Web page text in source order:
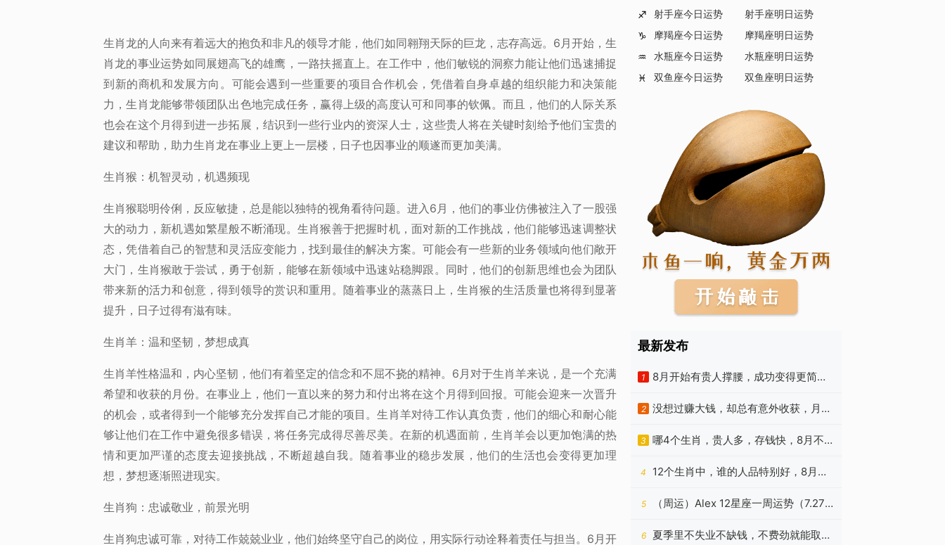
生肖龙的人向来有着远大的抱负和非凡的领导才能，他们如同翱翔天际的巨龙，志存高远。6月开始，生
肖龙的事业运势如同展翅高飞的雄鹰，一路扶摇直上。在工作中，他们敏锐的洞察力能让他们迅速捕捉
到新的商机和发展方向。可能会遇到一些重要的项目合作机会，凭借着自身卓越的组织能力和决策能
力，生肖龙能够带领团队出色地完成任务，赢得上级的高度认可和同事的钦佩。而且，他们的人际关系
也会在这个月得到进一步拓展，结识到一些行业内的资深人士，这些贵人将在关键时刻给予他们宝贵的
建议和帮助，助力生肖龙在事业上更上一层楼，日子也因事业的顺遂而更加美满。
生肖猴：机智灵动，机遇频现
生肖猴聪明伶俐，反应敏捷，总是能以独特的视角看待问题。进入6月，他们的事业仿佛被注入了一股强
大的动力，新机遇如繁星般不断涌现。生肖猴善于把握时机，面对新的工作挑战，他们能够迅速调整状
态，凭借着自己的智慧和灵活应变能力，找到最佳的解决方案。可能会有一些新的业务领域向他们敞开
大门，生肖猴敢于尝试，勇于创新，能够在新领域中迅速站稳脚跟。同时，他们的创新思维也会为团队
带来新的活力和创意，得到领导的赏识和重用。随着事业的蒸蒸日上，生肖猴的生活质量也将得到显著
提升，日子过得有滋有味。
生肖羊：温和坚韧，梦想成真
生肖羊性格温和，内心坚韧，他们有着坚定的信念和不屈不挠的精神。6月对于生肖羊来说，是一个充满
希望和收获的月份。在事业上，他们一直以来的努力和付出将在这个月得到回报。可能会迎来一次晋升
的机会，或者得到一个能够充分发挥自己才能的项目。生肖羊对待工作认真负责，他们的细心和耐心能
够让他们在工作中避免很多错误，将任务完成得尽善尽美。在新的机遇面前，生肖羊会以更加饱满的热
情和更加严谨的态度去迎接挑战，不断超越自我。随着事业的稳步发展，他们的生活也会变得更加理
想，梦想逐渐照进现实。
生肖狗：忠诚敬业，前景光明
生肖狗忠诚可靠，对待工作兢兢业业，他们始终坚守自己的岗位，用实际行动诠释着责任与担当。6月开
♐
射手座今日运势
射手座明日运势
♑
摩羯座今日运势
摩羯座明日运势
♒
水瓶座今日运势
水瓶座明日运势
♓
双鱼座今日运势 双鱼座明日运势
最新发布
1
8月开始有贵人撑腰，成功变得更简
单，日子舒心的四种属相
2
没想过赚大钱，却总有意外收获，月初
福气加倍的四种星座
3
哪4个生肖，贵人多，存钱快，8月不会
有意外的亏损和坏事
4
12个生肖中，谁的人品特别好，8月赚
钱飞速，贵人不少的是谁？
5
（周运）Alex 12星座一周运势（7.27
—8.2）
6
夏季里不失业不缺钱，不费劲就能取得